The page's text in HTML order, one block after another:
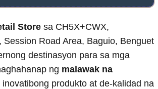
Store sa CH5X+CWX,
Session Road Area, Baguio, Benguet
destinasyon para sa mga
ng malawak na
inovatibong produkto at de-kalidad na